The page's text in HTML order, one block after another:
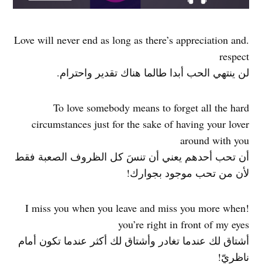
.Love will never end as long as there’s appreciation and
respect
لن ينتهي الحب أبدا طالما هناك تقدير واحترام.
To love somebody means to forget all the hard
circumstances just for the sake of having your lover
around with you
أن تحب أحدهم يعني أن تنسَ كل الظروف الصعبة فقط
لأن من تحب موجود بجوارك!
!I miss you when you leave and miss you more when
you’re right in front of my eyes
أشتاق لك عندما تغادر وأشتاق لك أكثر عندما تكون أمام
ناظريّ!